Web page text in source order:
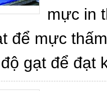
mực in
để mực
gạt để đạt